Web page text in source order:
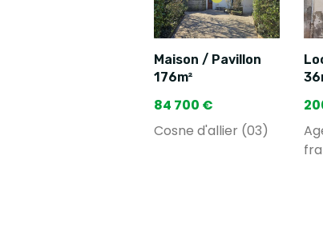
Maison / Pavillon
176m²
84 700 €
Cosne d'allier (03)